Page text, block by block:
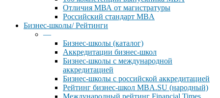
Отличия МВА от магистратуры
Российский стандарт MBA
Бизнес-школы/ Рейтинги
—
Бизнес-школы (каталог)
Аккредитации бизнес-школ
Бизнес-школы с международной
аккредитацией
Бизнес-школы с российской аккредитацией
Рейтинг бизнес-школ MBA.SU (народный)
Международный рейтинг Financial Times